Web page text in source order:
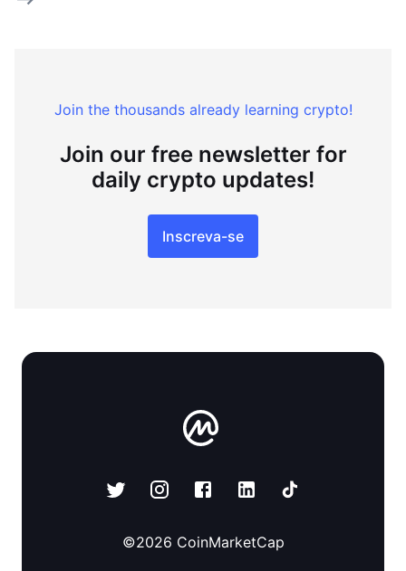
Join the thousands already learning crypto!
Join our free newsletter for
daily crypto updates!
Inscreva-se
©2026 CoinMarketCap